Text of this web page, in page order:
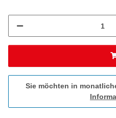
Sie möchten in